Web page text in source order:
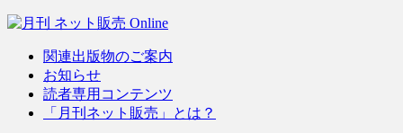
関連出版物のご案内
お知らせ
読者専用コンテンツ
「月刊ネット販売」とは？